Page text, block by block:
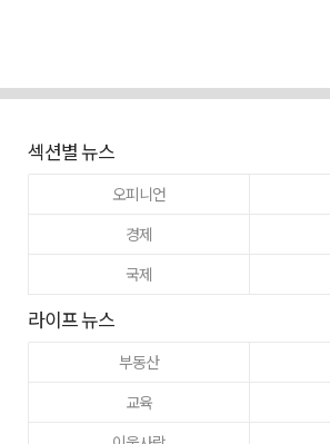
섹션별 뉴스
오피니언
경제
국제
라이프 뉴스
부동산
교육